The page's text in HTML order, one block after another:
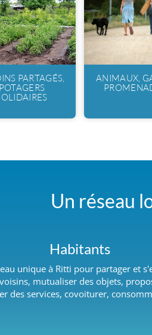
PARTAGÉS,
POTAGERS
ANIMAUX,
Un réseau
Habitants
unique à Ritti pour partager et
mutualiser des objets,
des services, covoiturer,